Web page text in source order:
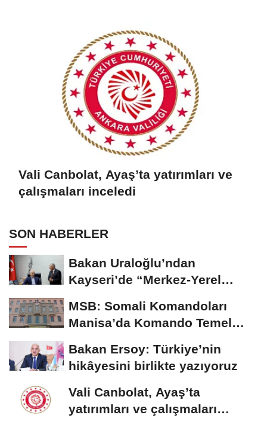
Vali Canbolat, Ayaş’ta yatırımları ve
çalışmaları inceledi
SON HABERLER
Bakan Uraloğlu’ndan
Kayseri’de “Merkez-Yerel
MSB: Somali Komandoları
Manisa’da Komando Temel
Bakan Ersoy: Türkiye’nin
hikâyesini birlikte yazıyoruz
Vali Canbolat, Ayaş’ta
yatırımları ve çalışmaları